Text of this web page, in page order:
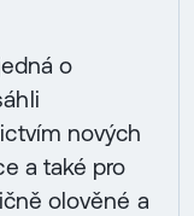
o
nových
a také pro
olověné a